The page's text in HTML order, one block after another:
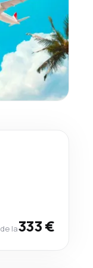
de la333 €